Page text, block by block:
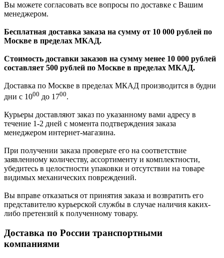
Вы можете согласовать все вопросы по доставке с Вашим
менеджером.
Бесплатная доставка заказа на сумму от 10 000 рублей по
Москве в пределах МКАД.
Стоимость доставки заказов на сумму менее 10 000 рублей
составляет 500 рублей по Москве в пределах МКАД.
Доставка по Москве в пределах МКАД производится в будни
дни с 1000 до 1700.
Курьеры доставляют заказ по указанному вами адресу в
течение 1-2 дней с момента подтверждения заказа
менеджером интернет-магазина.
При получении заказа проверьте его на соответствие
заявленному количеству, ассортименту и комплектности,
убедитесь в целостности упаковки и отсутствии на товаре
видимых механических повреждений.
Вы вправе отказаться от принятия заказа и возвратить его
представителю курьерской службы в случае наличия каких-
либо претензий к полученному товару.
Доставка по России транспортными
компаниями